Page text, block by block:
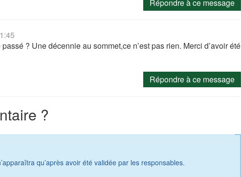
Répondre à ce message
? Une décennie au sommet,ce n’est pas rien. Merci d’avoir été
Répondre à ce message
?
qu’après avoir été validée par les responsables.